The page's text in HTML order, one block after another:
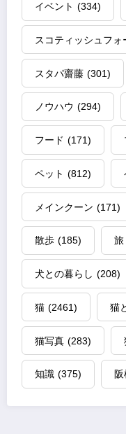
イベント (334)
スコティッシュフォ
スタパ齋藤 (301)
ノウハウ (294)
フード (171)
ペット (812)
メインクーン (171)
散歩 (185) 旅
犬との暮らし (208)
猫 (2461) 猫
猫写真 (283)
知識 (375)